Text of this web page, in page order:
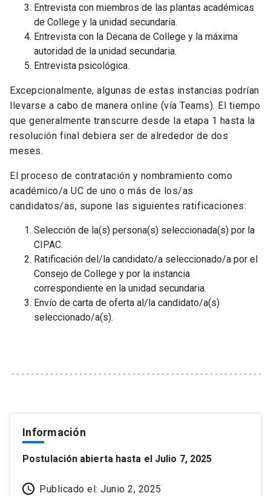
Entrevista con miembros de las plantas académicas
de College y la unidad secundaria.
Entrevista con la Decana de College y la máxima
autoridad de la unidad secundaria.
Entrevista psicológica.
Excepcionalmente, algunas de estas instancias podrían
llevarse a cabo de manera online (vía Teams). El tiempo
que generalmente transcurre desde la etapa 1 hasta la
resolución final debiera ser de alrededor de dos
meses.
El proceso de contratación y nombramiento como
académico/a UC de uno o más de los/as
candidatos/as, supone las siguientes ratificaciones:
Selección de la(s) persona(s) seleccionada(s) por la
CIPAC.
Ratificación del/la candidato/a seleccionado/a por el
Consejo de College y por la instancia
correspondiente en la unidad secundaria.
Envío de carta de oferta al/la candidato/a(s)
seleccionado/a(s).
Información
Postulación abierta hasta el Julio 7, 2025
Publicado el: Junio 2, 2025